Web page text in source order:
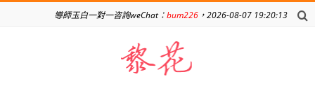
導師玉白一對一咨詢weChat：bum226 ，2026-08-07 19:20:13